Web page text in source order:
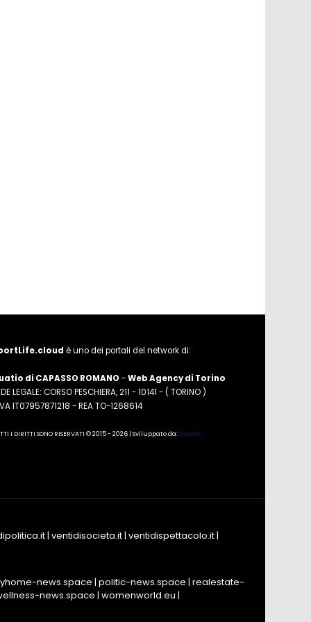
è uno dei portali del network di:
di CAPASSO ROMANO -Web Agency di Torino
LEGALE: CORSO PESCHIERA, 211 - 10141 - ( TORINO )
IT07957871218 - REA TO-1268614
I DIRITTI SONO RISERVATI © 2015 - 2026 | Sviluppato da:Quatio
| ventidisocieta.it| ventidispettacolo.it|
news.space | politic-news.space | realestate-
news.space | womenworld.eu |